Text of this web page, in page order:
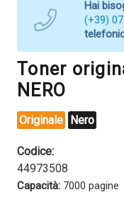
Hai
(+39)
Toner
NERO
Originale Nero
Codice:
44973508
Capacità: 7000 pagine